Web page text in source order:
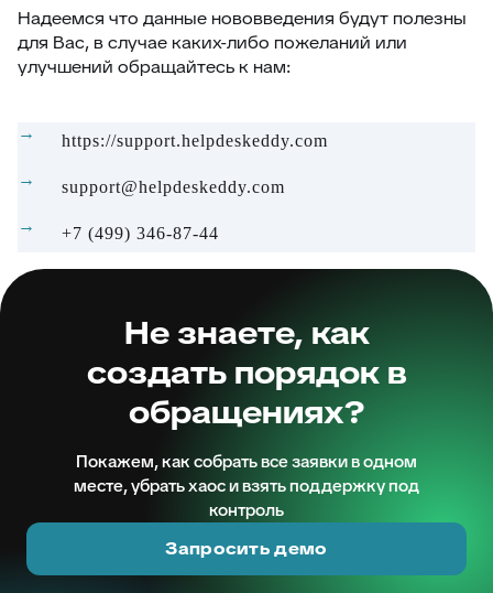
Надеемся что данные нововведения будут полезны
для Вас, в случае каких-либо пожеланий или
улучшений обращайтесь к нам:
https://support.helpdeskeddy.com
support@helpdeskeddy.com
+7 (499) 346-87-44
Не знаете, как
создать порядок в
обращениях?
Покажем, как собрать все заявки в одном
месте, убрать хаос и взять поддержку под
контроль
Запросить демо